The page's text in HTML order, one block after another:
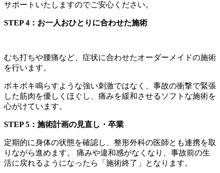
サポートいたしますのでご安心ください。
STEP 4：お一人おひとりに合わせた施術
むち打ちや腰痛など、症状に合わせたオーダーメイドの施術
を行います。
ボキボキ鳴らすような強い刺激ではなく、事故の衝撃で緊張
した筋肉を優しくほぐし、痛みを緩和させるソフトな施術を
心がけています。
STEP 5：施術計画の見直し・卒業
定期的に身体の状態を確認し、整形外科の医師とも連携を取
りながら進めます。 痛みや違和感がなくなり、事故前の生
活に戻れるようになったら「施術終了」となります。